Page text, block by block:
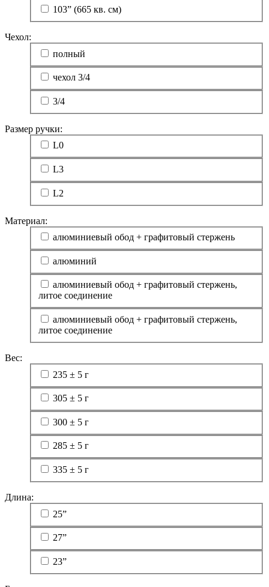
103” (665 кв. см)
Чехол:
полный
чехол 3/4
3/4
Размер ручки:
L0
L3
L2
Материал:
алюминиевый обод + графитовый стержень
алюминий
алюминиевый обод + графитовый стержень,
литое соединение
алюминиевый обод + графитовый стержень,
литое соединение
Вес:
235 ± 5 г
305 ± 5 г
300 ± 5 г
285 ± 5 г
335 ± 5 г
Длина:
25”
27”
23”